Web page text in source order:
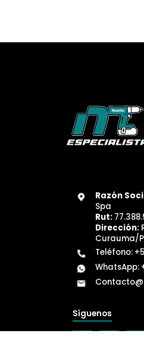
Razón
Spa
Rut:
Dirección:
Curauma/
Teléfono:
WhatsApp:
Síguenos